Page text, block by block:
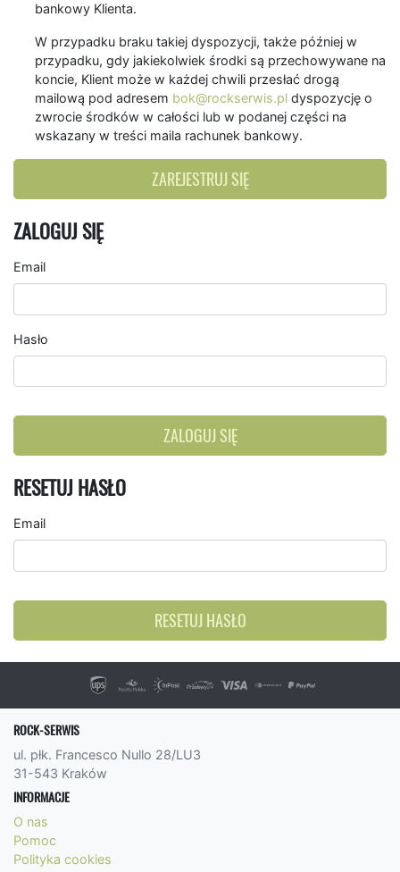
bankowy Klienta.
W przypadku braku takiej dyspozycji, także później w
przypadku, gdy jakiekolwiek środki są przechowywane na
koncie, Klient może w każdej chwili przesłać drogą
mailową pod adresem bok@rockserwis.pl dyspozycję o
zwrocie środków w całości lub w podanej części na
wskazany w treści maila rachunek bankowy.
ZAREJESTRUJ SIĘ
ZALOGUJ SIĘ
Email
Hasło
ZALOGUJ SIĘ
RESETUJ HASŁO
Email
RESETUJ HASŁO
ROCK-SERWIS
ul. płk. Francesco Nullo 28/LU3
31-543 Kraków
INFORMACJE
O nas
Pomoc
Polityka cookies